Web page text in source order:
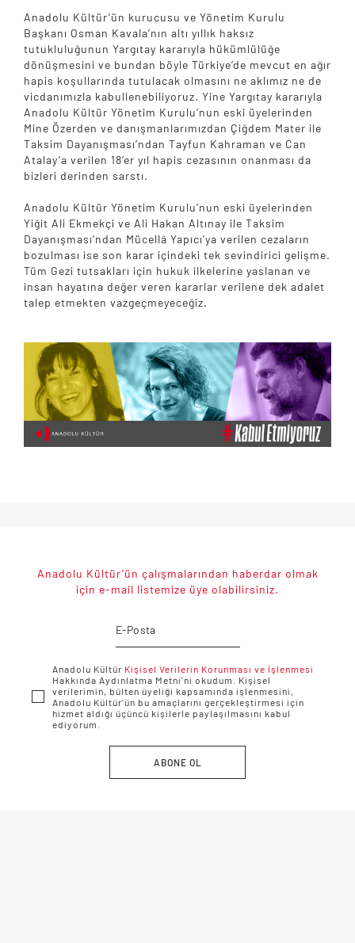
Anadolu Kültür’ün kurucusu ve Yönetim Kurulu
Başkanı Osman Kavala’nın altı yıllık haksız
tutukluluğunun Yargıtay kararıyla hükümlülüğe
dönüşmesini ve bundan böyle Türkiye’de mevcut en ağır
hapis koşullarında tutulacak olmasını ne aklımız ne de
vicdanımızla kabullenebiliyoruz. Yine Yargıtay kararıyla
Anadolu Kültür Yönetim Kurulu’nun eski üyelerinden
Mine Özerden ve danışmanlarımızdan Çiğdem Mater ile
Taksim Dayanışması’ndan Tayfun Kahraman ve Can
Atalay’a verilen 18’er yıl hapis cezasının onanması da
bizleri derinden sarstı.
Anadolu Kültür Yönetim Kurulu’nun eski üyelerinden
Yiğit Ali Ekmekçi ve Ali Hakan Altınay ile Taksim
Dayanışması’ndan Mücellâ Yapıcı’ya verilen cezaların
bozulması ise son karar içindeki tek sevindirici gelişme.
Tüm Gezi tutsakları için hukuk ilkelerine yaslanan ve
insan hayatına değer veren kararlar verilene dek adalet
talep etmekten vazgeçmeyeceğiz.
Anadolu Kültür’ün çalışmalarından haberdar olmak
için e-mail listemize üye olabilirsiniz.
ABONE OL
Anadolu Kültür Kişisel Verilerin Korunması ve İşlenmesi
Hakkında Aydınlatma Metni'ni okudum. Kişisel
verilerimin, bülten üyeliği kapsamında işlenmesini,
Anadolu Kültür'ün bu amaçlarını gerçekleştirmesi için
hizmet aldığı üçüncü kişilerle paylaşılmasını kabul
ediyorum.